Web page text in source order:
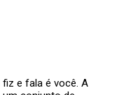
fiz e fala é você. A